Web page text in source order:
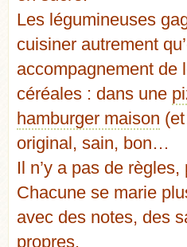
Les légumineuses
cuisiner autrement
accompagnement de
céréales : dans une
hamburger maison
original, sain, bon…
Il n’y a pas de
Chacune se marie
avec des notes, des
propres.